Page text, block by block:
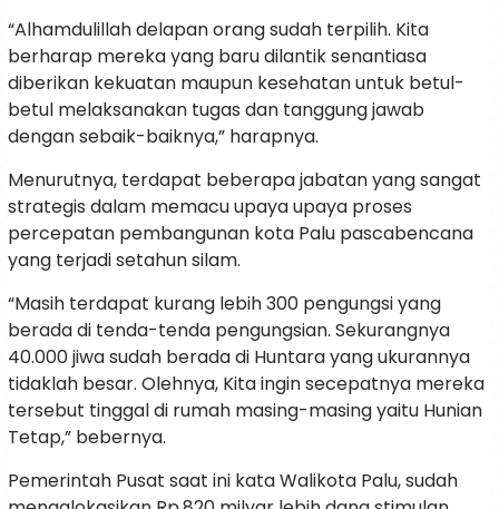
“Alhamdulillah delapan orang sudah terpilih. Kita
berharap mereka yang baru dilantik senantiasa
diberikan kekuatan maupun kesehatan untuk betul-
betul melaksanakan tugas dan tanggung jawab
dengan sebaik-baiknya,” harapnya.
Menurutnya, terdapat beberapa jabatan yang sangat
strategis dalam memacu upaya upaya proses
percepatan pembangunan kota Palu pascabencana
yang terjadi setahun silam.
“Masih terdapat kurang lebih 300 pengungsi yang
berada di tenda-tenda pengungsian. Sekurangnya
40.000 jiwa sudah berada di Huntara yang ukurannya
tidaklah besar. Olehnya, Kita ingin secepatnya mereka
tersebut tinggal di rumah masing-masing yaitu Hunian
Tetap,” bebernya.
Pemerintah Pusat saat ini kata Walikota Palu, sudah